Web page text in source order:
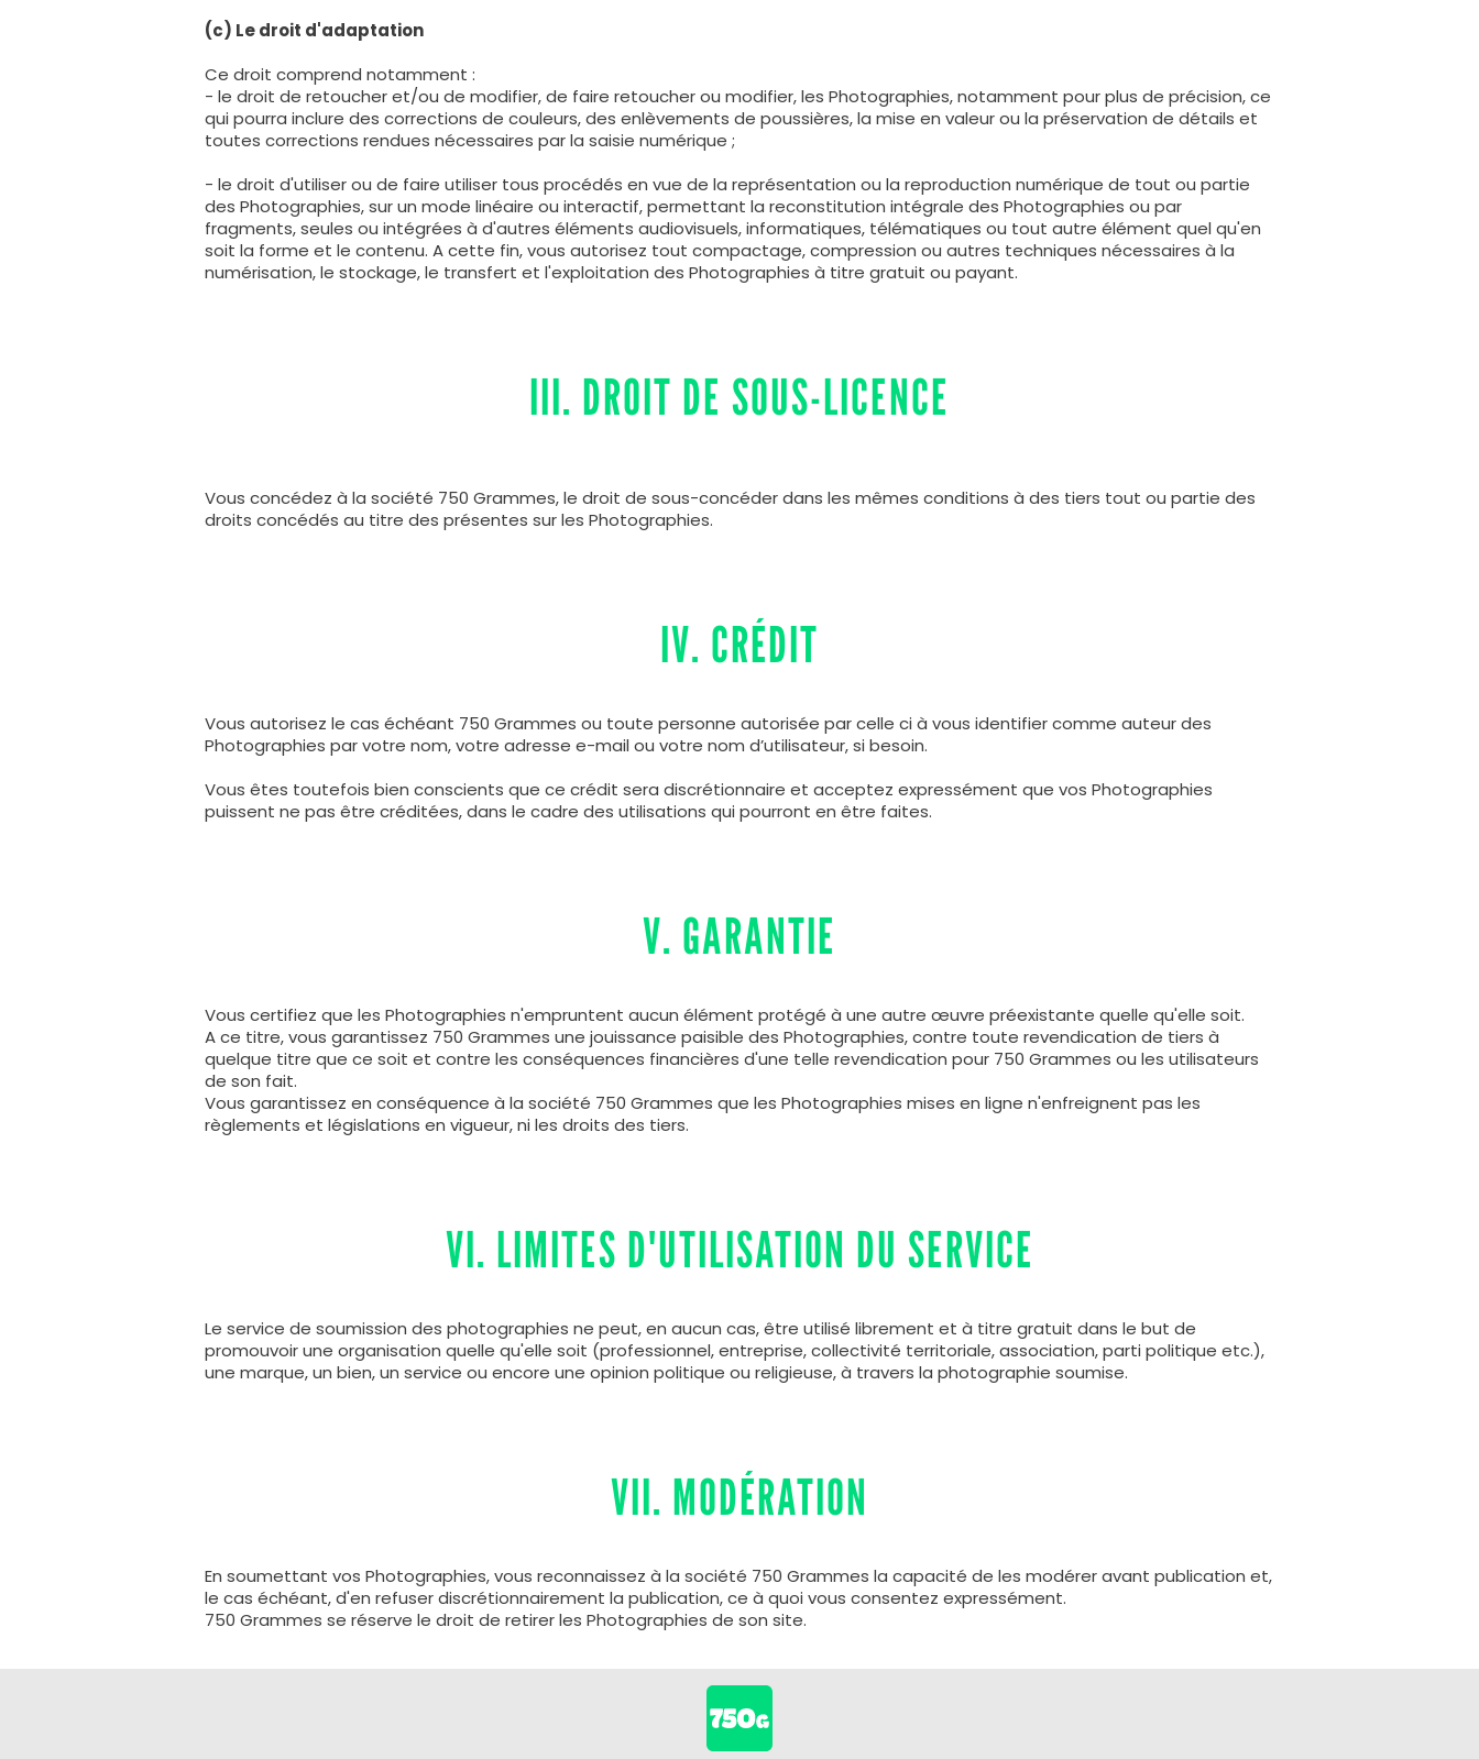
(c) Le droit d'adaptation
Ce droit comprend notamment :
- le droit de retoucher et/ou de modifier, de faire retoucher ou modifier, les Photographies, notamment pour plus de précision, ce
qui pourra inclure des corrections de couleurs, des enlèvements de poussières, la mise en valeur ou la préservation de détails et
toutes corrections rendues nécessaires par la saisie numérique ;
- le droit d'utiliser ou de faire utiliser tous procédés en vue de la représentation ou la reproduction numérique de tout ou partie
des Photographies, sur un mode linéaire ou interactif, permettant la reconstitution intégrale des Photographies ou par
fragments, seules ou intégrées à d'autres éléments audiovisuels, informatiques, télématiques ou tout autre élément quel qu'en
soit la forme et le contenu. A cette fin, vous autorisez tout compactage, compression ou autres techniques nécessaires à la
numérisation, le stockage, le transfert et l'exploitation des Photographies à titre gratuit ou payant.
III. DROIT DE SOUS-LICENCE
Vous concédez à la société 750 Grammes, le droit de sous-concéder dans les mêmes conditions à des tiers tout ou partie des
droits concédés au titre des présentes sur les Photographies.
IV. CRÉDIT
Vous autorisez le cas échéant 750 Grammes ou toute personne autorisée par celle ci à vous identifier comme auteur des
Photographies par votre nom, votre adresse e-mail ou votre nom d’utilisateur, si besoin.
Vous êtes toutefois bien conscients que ce crédit sera discrétionnaire et acceptez expressément que vos Photographies
puissent ne pas être créditées, dans le cadre des utilisations qui pourront en être faites.
V. GARANTIE
Vous certifiez que les Photographies n'empruntent aucun élément protégé à une autre œuvre préexistante quelle qu'elle soit.
A ce titre, vous garantissez 750 Grammes une jouissance paisible des Photographies, contre toute revendication de tiers à
quelque titre que ce soit et contre les conséquences financières d'une telle revendication pour 750 Grammes ou les utilisateurs
de son fait.
Vous garantissez en conséquence à la société 750 Grammes que les Photographies mises en ligne n'enfreignent pas les
règlements et législations en vigueur, ni les droits des tiers.
VI. LIMITES D'UTILISATION DU SERVICE
Le service de soumission des photographies ne peut, en aucun cas, être utilisé librement et à titre gratuit dans le but de
promouvoir une organisation quelle qu'elle soit (professionnel, entreprise, collectivité territoriale, association, parti politique etc.),
une marque, un bien, un service ou encore une opinion politique ou religieuse, à travers la photographie soumise.
VII. MODÉRATION
En soumettant vos Photographies, vous reconnaissez à la société 750 Grammes la capacité de les modérer avant publication et,
le cas échéant, d'en refuser discrétionnairement la publication, ce à quoi vous consentez expressément.
750 Grammes se réserve le droit de retirer les Photographies de son site.